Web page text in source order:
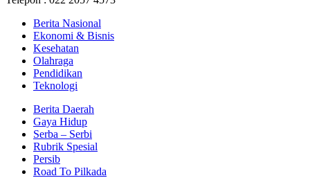
Berita Nasional
Ekonomi & Bisnis
Kesehatan
Olahraga
Pendidikan
Teknologi
Berita Daerah
Gaya Hidup
Serba – Serbi
Rubrik Spesial
Persib
Road To Pilkada